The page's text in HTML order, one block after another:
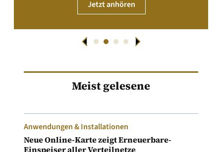
Jetzt anhören
Meist gelesene
Anwendungen & Installationen
Neue Online-Karte zeigt Erneuerbare-
Einspeiser aller Verteilnetze